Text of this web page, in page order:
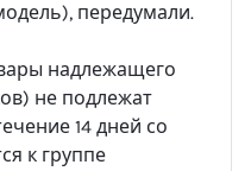
передумали.
надлежащего
не подлежат
14 дней со
к группе